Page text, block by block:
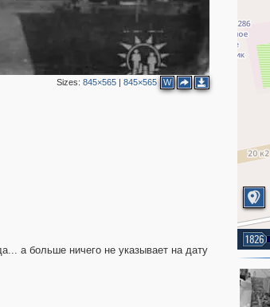
Sizes:845×565 |845×565 W
1826
а больше ничего не указывает на дату